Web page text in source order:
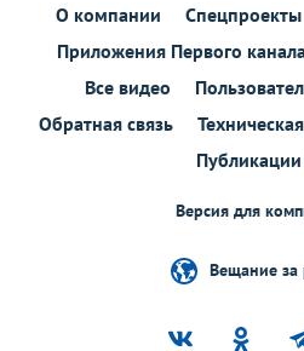
О компании Спецпроекты
Приложения Первого канала
Все видео
Обратная связь
Версия для
Вещание